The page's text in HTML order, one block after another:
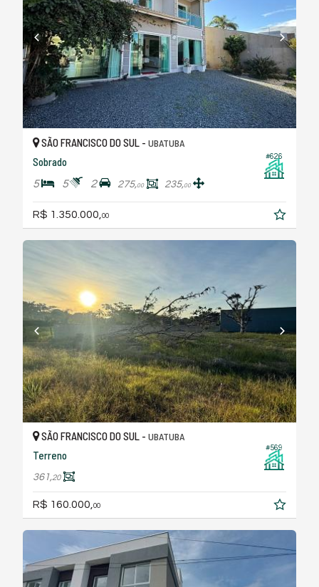
#626
SÃO FRANCISCO DO SUL - UBATUBA
Sobrado
5 5 2 275,00 235,00
R$ 1.350.000, 00
#569
SÃO FRANCISCO DO SUL - UBATUBA
Terreno
361,20
R$ 160.000,00